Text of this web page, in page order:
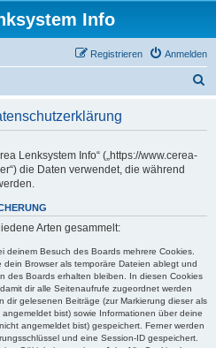
Info
Anmelden
Registrieren
Lenksystem Info“ („https://www.cerea-
die Daten verwendet, die während
Arten gesammelt:
deinem Besuch des Boards mehrere Cookies.
Browser als temporäre Dateien ablegt und
des Boards erhalten bleiben. In diesen Cookies
dir alle Seitenaufrufe zugeordnet werden
dir gelesenen Beiträge (zur Markierung dieser als
bist) sowie Informationen über deine
angemeldet bist) gespeichert. Ferner werden
und eine Session-ID gespeichert.